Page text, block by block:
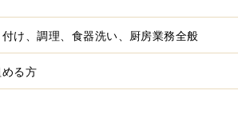
け、調理、食器洗い、厨房業務全般
る方